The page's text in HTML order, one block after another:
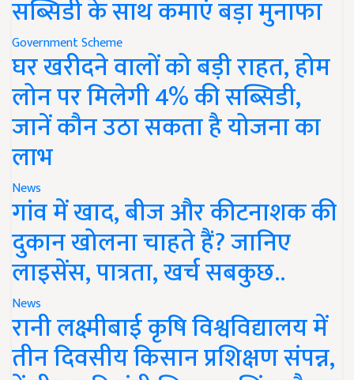
सब्सिडी के साथ कमाएं बड़ा मुनाफा
Government Scheme
घर खरीदने वालों को बड़ी राहत, होम
लोन पर मिलेगी 4% की सब्सिडी,
जानें कौन उठा सकता है योजना का
लाभ
News
गांव में खाद, बीज और कीटनाशक की
दुकान खोलना चाहते हैं? जानिए
लाइसेंस, पात्रता, खर्च सबकुछ..
News
रानी लक्ष्मीबाई कृषि विश्वविद्यालय में
तीन दिवसीय किसान प्रशिक्षण संपन्न,